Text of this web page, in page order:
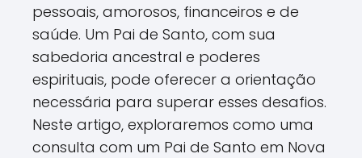
pessoais, amorosos, financeiros e de
saúde. Um Pai de Santo, com sua
sabedoria ancestral e poderes
espirituais, pode oferecer a orientação
necessária para superar esses desafios.
Neste artigo, exploraremos como uma
consulta com um Pai de Santo em Nova